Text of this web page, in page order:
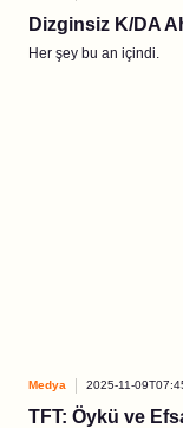
Dizginsiz K/DA
Her şey bu an içindi.
Medya 2025-11-
TFT: Öykü ve